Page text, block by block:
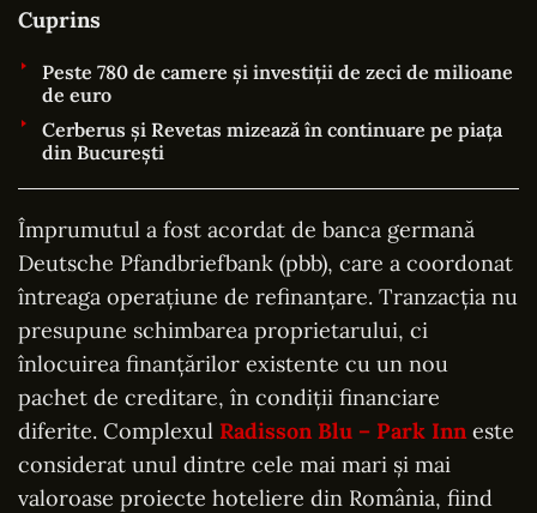
Cuprins
Peste 780 de camere și investiții de zeci de milioane
de euro
Cerberus și Revetas mizează în continuare pe piața
din București
Împrumutul a fost acordat de banca germană
Deutsche Pfandbriefbank (pbb), care a coordonat
întreaga operațiune de refinanțare. Tranzacția nu
presupune schimbarea proprietarului, ci
înlocuirea finanțărilor existente cu un nou
pachet de creditare, în condiții financiare
diferite. Complexul Radisson Blu – Park Inn este
considerat unul dintre cele mai mari și mai
valoroase proiecte hoteliere din România, fiind